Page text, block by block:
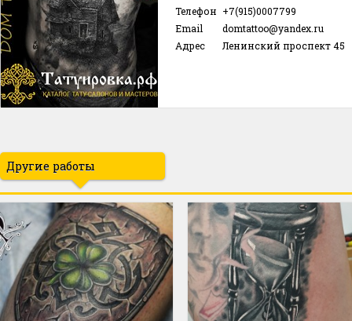
Телефон +7(915)0007799
Email
domtattoo@yandex.ru
Адрес
Ленинский проспект 45
Другие работы